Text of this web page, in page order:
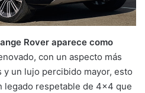
Rover aparece como
con un aspecto más
un lujo percibido mayor, esto
legado respetable de 4×4 que